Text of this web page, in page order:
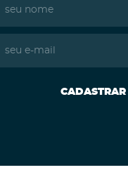
CADASTRAR